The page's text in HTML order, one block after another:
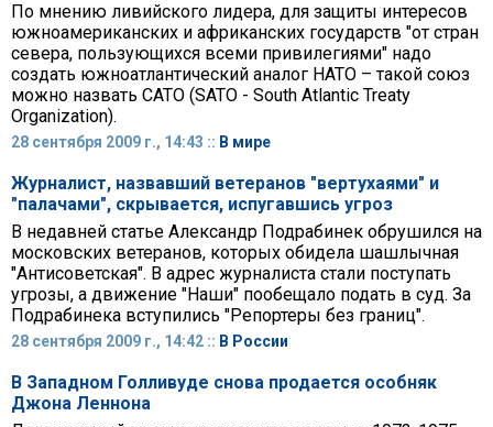
По мнению ливийского лидера, для защиты интересов
южноамериканских и африканских государств "от стран
севера, пользующихся всеми привилегиями" надо
создать южноатлантический аналог НАТО – такой союз
можно назвать САТО (SATO - South Atlantic Treaty
Organization).
28 сентября 2009 г., 14:43 :: В мире
Журналист, назвавший ветеранов "вертухаями" и
"палачами", скрывается, испугавшись угроз
В недавней статье Александр Подрабинек обрушился на
московских ветеранов, которых обидела шашлычная
"Антисоветская". В адрес журналиста стали поступать
угрозы, а движение "Наши" пообещало подать в суд. За
Подрабинека вступились "Репортеры без границ".
28 сентября 2009 г., 14:42 :: В России
В Западном Голливуде снова продается особняк
Джона Леннона